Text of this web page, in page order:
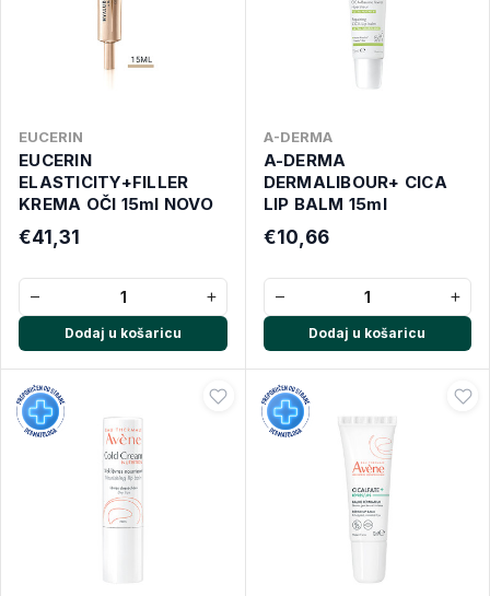
EUCERIN
EUCERIN
ELASTICITY+FILLER
KREMA OČI 15ml NOVO
€41,31
− +
Dodaj u košaricu
A-DERMA
A-DERMA
DERMALIBOUR+ CICA
LIP BALM 15ml
€10,66
− +
Dodaj u košaricu